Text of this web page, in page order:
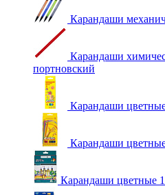
Карандаши
Карандаши
портновский
Карандаши
Карандаши
Карандаши цветные